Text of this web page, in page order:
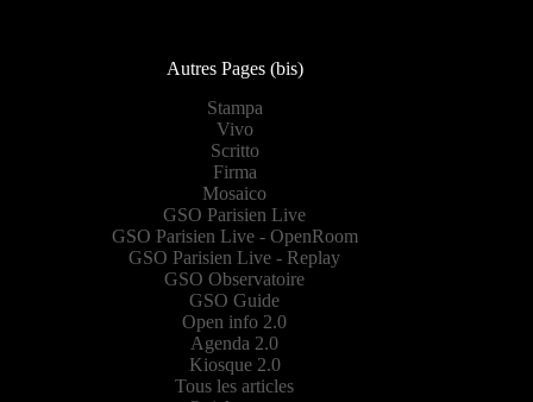
Autres Pages (bis)
Stampa
Vivo
Scritto
Firma
Mosaico
GSO Parisien Live
GSO Parisien Live - OpenRoom
GSO Parisien Live - Replay
GSO Observatoire
GSO Guide
Open info 2.0
Agenda 2.0
Kiosque 2.0
Tous les articles